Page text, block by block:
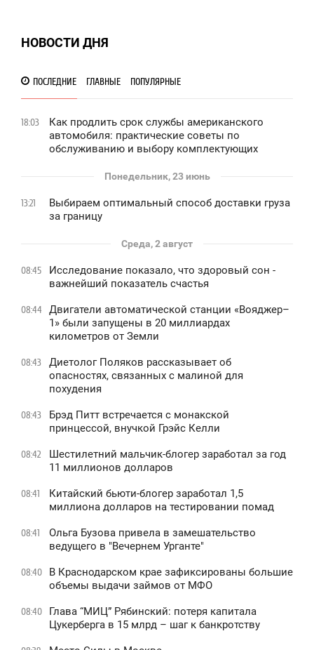
НОВОСТИ ДНЯ
ПОСЛЕДНИЕ ГЛАВНЫЕ ПОПУЛЯРНЫЕ
18:03
Как продлить срок службы американского
автомобиля: практические советы по
обслуживанию и выбору комплектующих
Понедельник, 23 июнь
13:21
Выбираем оптимальный способ доставки груза
за границу
Среда, 2 август
08:45
Исследование показало, что здоровый сон -
важнейший показатель счастья
08:44
Двигатели автоматической станции «Вояджер–
1» были запущены в 20 миллиардах
километров от Земли
08:43
Диетолог Поляков рассказывает об
опасностях, связанных с малиной для
похудения
08:43
Брэд Питт встречается с монакской
принцессой, внучкой Грэйс Келли
08:42
Шестилетний мальчик-блогер заработал за год
11 миллионов долларов
08:41
Китайский бьюти-блогер заработал 1,5
миллиона долларов на тестировании помад
08:41
Ольга Бузова привела в замешательство
ведущего в "Вечернем Урганте"
08:40
В Краснодарском крае зафиксированы большие
объемы выдачи займов от МФО
08:40
Глава “МИЦ” Рябинский: потеря капитала
Цукерберга в 15 млрд – шаг к банкротству